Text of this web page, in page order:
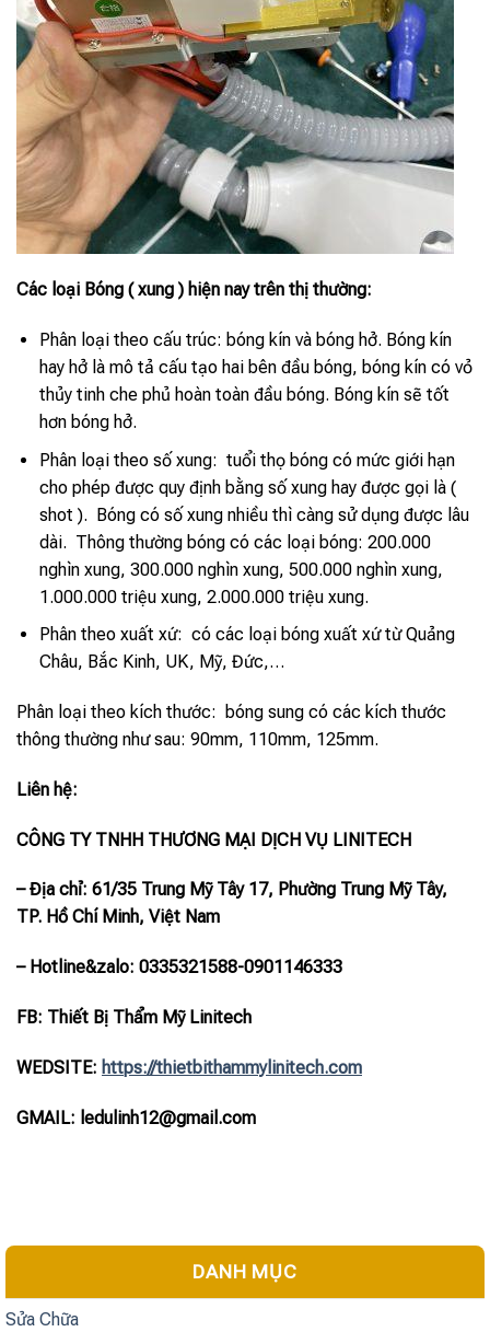
Các loại Bóng ( xung ) hiện nay trên thị thường:
Phân loại theo cấu trúc: bóng kín và bóng hở. Bóng kín
hay hở là mô tả cấu tạo hai bên đầu bóng, bóng kín có vỏ
thủy tinh che phủ hoàn toàn đầu bóng. Bóng kín sẽ tốt
hơn bóng hở.
Phân loại theo số xung: tuổi thọ bóng có mức giới hạn
cho phép được quy định bằng số xung hay được gọi là (
shot ). Bóng có số xung nhiều thì càng sử dụng được lâu
dài. Thông thường bóng có các loại bóng: 200.000
nghìn xung, 300.000 nghìn xung, 500.000 nghìn xung,
1.000.000 triệu xung, 2.000.000 triệu xung.
Phân theo xuất xứ: có các loại bóng xuất xứ từ Quảng
Châu, Bắc Kinh, UK, Mỹ, Đức,…
Phân loại theo kích thước: bóng sung có các kích thước
thông thường như sau: 90mm, 110mm, 125mm.
Liên hệ:
CÔNG TY TNHH THƯƠNG MẠI DỊCH VỤ LINITECH
– Địa chỉ: 61/35 Trung Mỹ Tây 17, Phường Trung Mỹ Tây,
TP. Hồ Chí Minh, Việt Nam
– Hotline&zalo: 0335321588-0901146333
FB: Thiết Bị Thẩm Mỹ Linitech
WEDSITE: https://thietbithammylinitech.com
GMAIL: ledulinh12@gmail.com
DANH MỤC
Sửa Chữa